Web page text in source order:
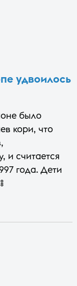
удвоилось
было
кори, что
и считается
года. Дети